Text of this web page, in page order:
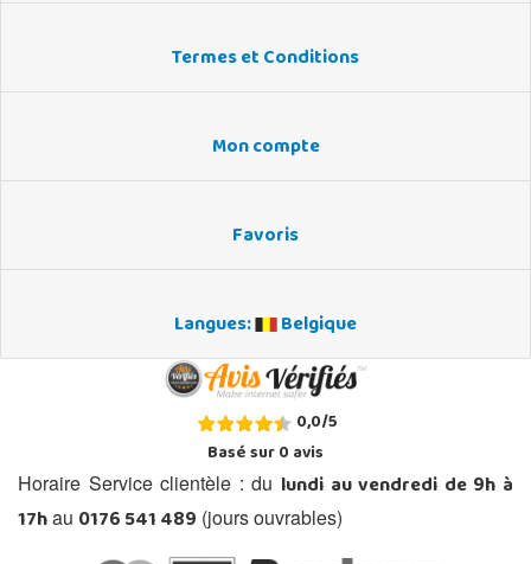
Termes et Conditions
Mon compte
Favoris
Langues: Belgique
0,0/5
Basé sur0avis
Horaire Service clientèle : du lundi au vendredi de 9h à
17hau 0176 541 489 (jours ouvrables)